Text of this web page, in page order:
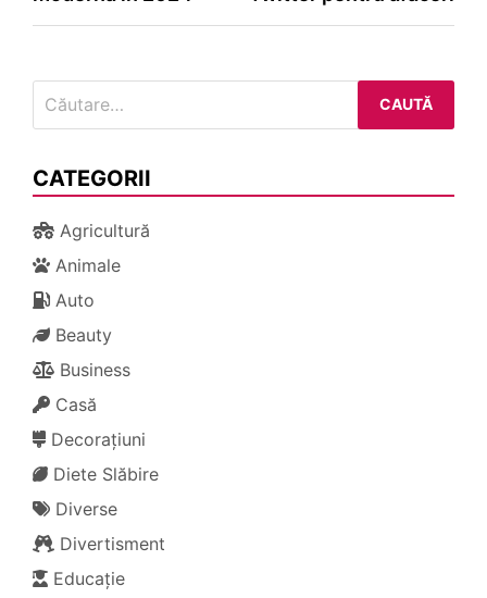
după:
CATEGORII
Agricultură
Animale
Auto
Beauty
Business
Casă
Decorațiuni
Diete Slăbire
Diverse
Divertisment
Educație